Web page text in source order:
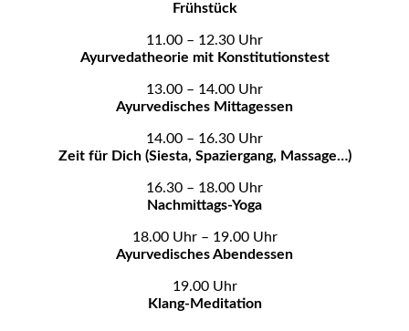
Frühstück
11.00 – 12.30 Uhr
Ayurvedatheorie mit Konstitutionstest
13.00 – 14.00 Uhr
Ayurvedisches Mittagessen
14.00 – 16.30 Uhr
Zeit für Dich (Siesta, Spaziergang, Massage…)
16.30 – 18.00 Uhr
Nachmittags-Yoga
18.00 Uhr – 19.00 Uhr
Ayurvedisches Abendessen
19.00 Uhr
Klang-Meditation